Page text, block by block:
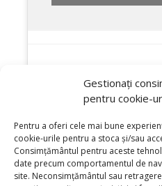
Gestionați
pentru cookie-
Pentru a oferi cele mai bune
cookie-urile pentru a stoca și/sau
Consimțământul pentru aceste
date precum comportamentul de
site. Neconsimțământul sau